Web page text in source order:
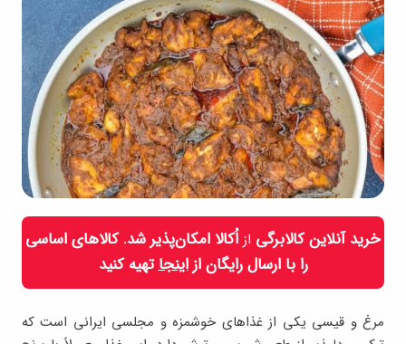
خرید آنلاین کالابرگی از اُکالا امکان‌پذیر شد. کالاهای اساسی
را با ارسال رایگان ازاینجاتهیه کنید
مرغ و قیسی یکی از غذاهای خوشمزه و مجلسی ایرانی است که